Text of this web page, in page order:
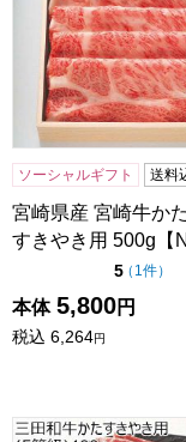
ソーシャルギフト 送料
宮崎県産 宮崎牛か
すきやき用 500g【
5点（5点
（ 1件の評
）
本体 5,800円
税込 6,264円
兵庫県産 三田和牛